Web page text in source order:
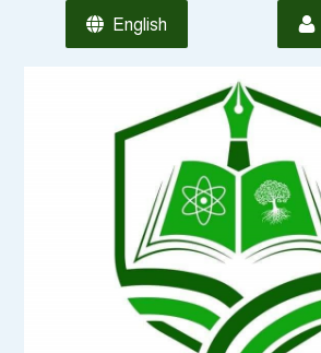
English